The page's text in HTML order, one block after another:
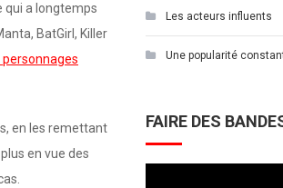
qui a longtemps
BatGirl, Killer
personnages
en les remettant
en vue des
Les acteurs influents
Une popularité
FAIRE DES